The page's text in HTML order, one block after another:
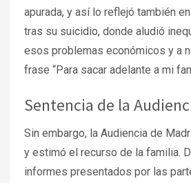
apurada, y así lo reflejó también
tras su suicidio, donde aludió
esos problemas económicos y a
frase “Para sacar adelante a mi
Sentencia de la
Sin embargo, la Audiencia de
y estimó el recurso de la familia.
informes presentados por las